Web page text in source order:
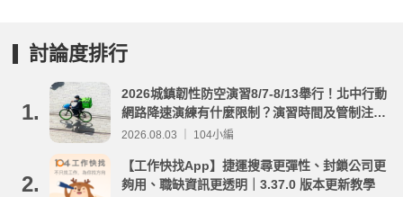
討論度排行
1.
2026城鎮韌性防空演習8/7-8/13舉行！北中行動
網路降速演練有什麼限制？演習時間及管制注意
事項整理
2026.08.03 ｜ 104小編
2.
【工作快找App】捷運搜尋更彈性、封鎖公司更
夠用、職缺資訊更透明｜3.37.0 版本更新教學